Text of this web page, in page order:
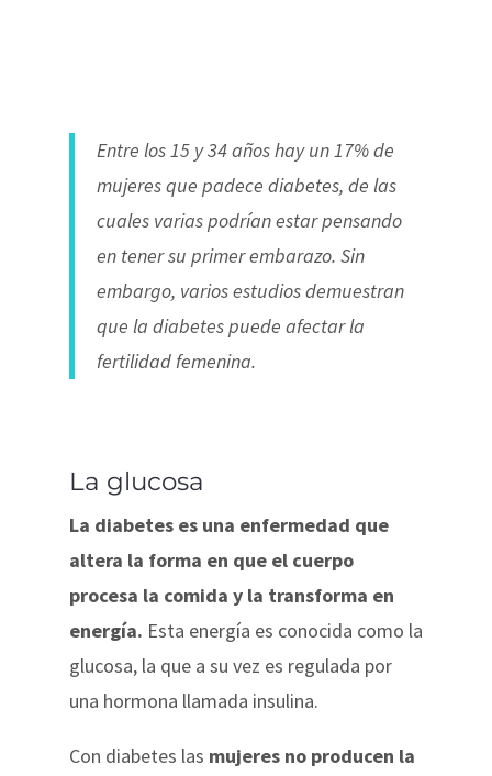
Entre los 15 y 34 años hay un 17% de
mujeres que padece diabetes, de las
cuales varias podrían estar pensando
en tener su primer embarazo. Sin
embargo, varios estudios demuestran
que la diabetes puede afectar la
fertilidad femenina.
La glucosa
La diabetes es una enfermedad que
altera la forma en que el cuerpo
procesa la comida y la transforma en
energía. Esta energía es conocida como la
glucosa, la que a su vez es regulada por
una hormona llamada insulina.
Con diabetes las mujeres no producen la